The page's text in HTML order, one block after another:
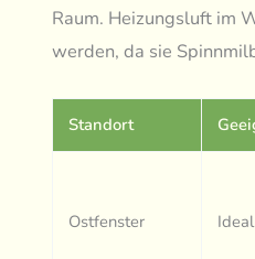
Raum. Heizungsluft im
werden, da sie
Standort
Ostfenster Ideal